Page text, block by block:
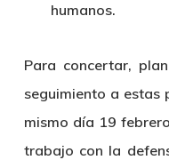
humanos.
Para concertar,
seguimiento a estas
mismo día 19
trabajo con la